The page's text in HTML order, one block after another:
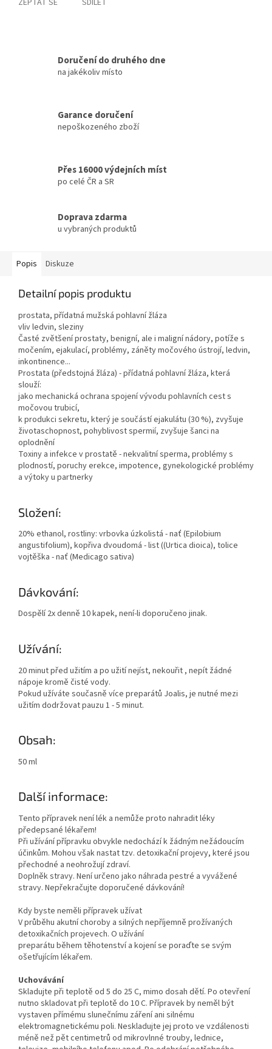
ZEPTAT SE SDÍLET
Doručení do druhého dne
na jakékoliv místo
Garance doručení
nepoškozeného zboží
Přes 16000 výdejních míst
po celé ČR a SR
Doprava zdarma
u vybraných produktů
Popis Diskuze
Detailní popis produktu
prostata, přídatná mužská pohlavní žláza
vliv ledvin, sleziny
Časté zvětšení prostaty, benigní, ale i maligní nádory, potíže s
močením, ejakulací, problémy, záněty močového ústrojí, ledvin,
inkontinence...
Prostata (předstojná žláza) - přídatná pohlavní žláza, která
slouží:
jako mechanická ochrana spojení vývodu pohlavních cest s
močovou trubicí,
k produkci sekretu, který je součástí ejakulátu (30 %), zvyšuje
životaschopnost, pohyblivost spermií, zvyšuje šanci na
oplodnění
Toxiny a infekce v prostatě - nekvalitní sperma, problémy s
plodností, poruchy erekce, impotence, gynekologické problémy
a výtoky u partnerky
Složení:
20% ethanol, rostliny: vrbovka úzkolistá - nať (Epilobium
angustifolium), kopřiva dvoudomá - list ((Urtica dioica), tolice
vojtěška - nať (Medicago sativa)
Dávkování:
Dospělí 2x denně 10 kapek, není-li doporučeno jinak.
Užívání:
20 minut před užitím a po užití nejíst, nekouřit , nepít žádné
nápoje kromě čisté vody.
Pokud užíváte současně více preparátů Joalis, je nutné mezi
užitím dodržovat pauzu 1 - 5 minut.
Obsah:
50 ml
Další informace:
Tento přípravek není lék a nemůže proto nahradit léky
předepsané lékařem!
Při užívání přípravku obvykle nedochází k žádným nežádoucím
účinkům. Mohou však nastat tzv. detoxikační projevy, které jsou
přechodné a neohrožují zdraví.
Doplněk stravy. Není určeno jako náhrada pestré a vyvážené
stravy. Nepřekračujte doporučené dávkování!
Kdy byste neměli přípravek užívat
V průběhu akutní choroby a silných nepříjemně prožívaných
detoxikačních projevech. O užívání
preparátu během těhotenství a kojení se poraďte se svým
ošetřujícím lékařem.
Uchovávání
Skladujte při teplotě od 5 do 25 C, mimo dosah dětí. Po otevření
nutno skladovat při teplotě do 10 C. Přípravek by neměl být
vystaven přímému slunečnímu záření ani silnému
elektromagnetickému poli. Neskladujte jej proto ve vzdálenosti
méně než pět centimetrů od mikrovlnné trouby, lednice,